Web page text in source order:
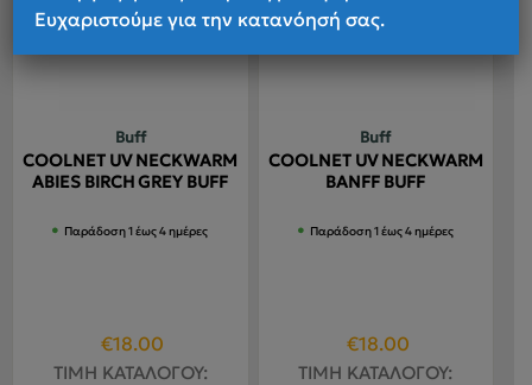
Buff
COOLNET UV NECKWARM
ABIES BIRCH GREY BUFF
Παράδοση 1 έως 4 ημέρες
Original
price
€18.00
τρέχουσα
ΤΙΜΗ ΚΑΤΑΛΟΓΟΥ:
Buff
COOLNET UV NECKWARM
BANFF BUFF
Παράδοση 1 έως 4 ημέρες
Original
price
€18.00Η
τρέχουσα
ΤΙΜΗ ΚΑΤΑΛΟΓΟΥ:
Ευχαριστούμε για την κατανόησή σας.